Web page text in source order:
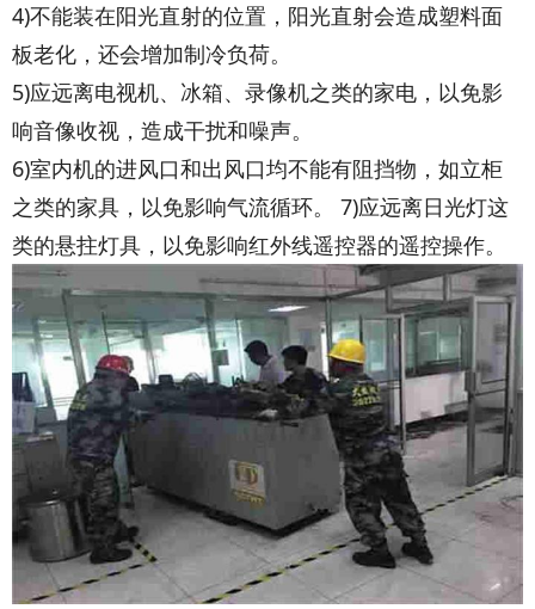
4)不能装在阳光直射的位置，阳光直射会造成塑料面
板老化，还会增加制冷负荷。
5)应远离电视机、冰箱、录像机之类的家电，以免影
响音像收视，造成干扰和噪声。
6)室内机的进风口和出风口均不能有阻挡物，如立柜
之类的家具，以免影响气流循环。 7)应远离日光灯这
类的悬拄灯具，以免影响红外线遥控器的遥控操作。